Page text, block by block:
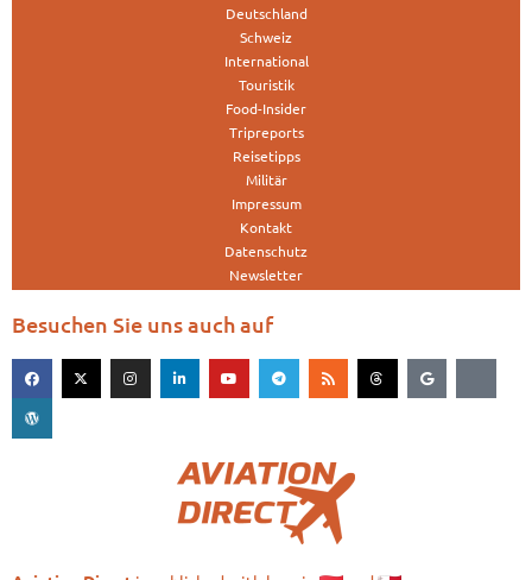
Deutschland
Schweiz
International
Touristik
Food-Insider
Tripreports
Reisetipps
Militär
Impressum
Kontakt
Datenschutz
Newsletter
Besuchen Sie uns auch auf